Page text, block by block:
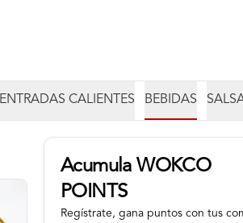
ENTRADAS CALIENTES BEBIDAS
AcumulaWOKCO
POINTS
Regístrate, gana puntos con tus